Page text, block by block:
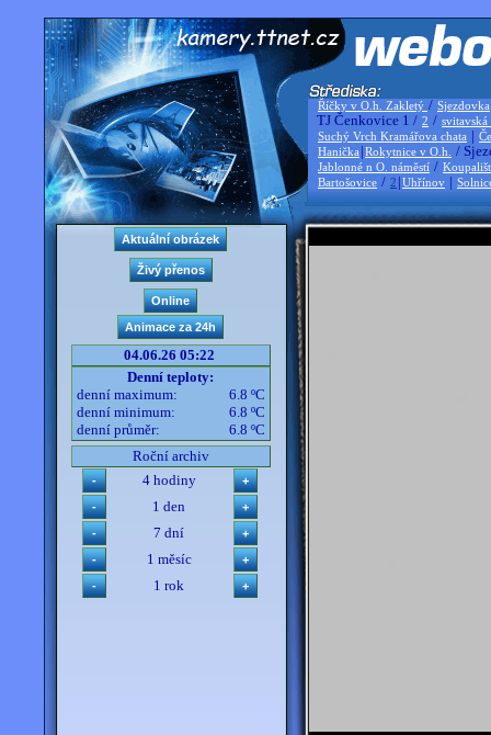
Říčky v O.h. Zakletý / Sjezdovka
TJ Čenkovice 1 / 2 / svitavská
Suchý Vrch Kramářova chata |
Hanička |Rokytnice v O.h. /
Jablonné n O. náměstí /
Bartošovice / 2 |Uhřínov |
04.06.26 05:22
Denní teploty:
denní maximum:
6.8 ºC
denní minimum:
6.8 ºC
denní průměr:
6.8 ºC
Roční archiv
4 hodiny
1 den
7 dní
1 měsíc
1 rok